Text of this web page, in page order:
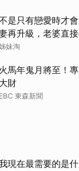
是只有戀愛時才
再升級，老婆直
妹淘
火馬年鬼月將至！
大財
EBC 東森新聞
現在最需要的是